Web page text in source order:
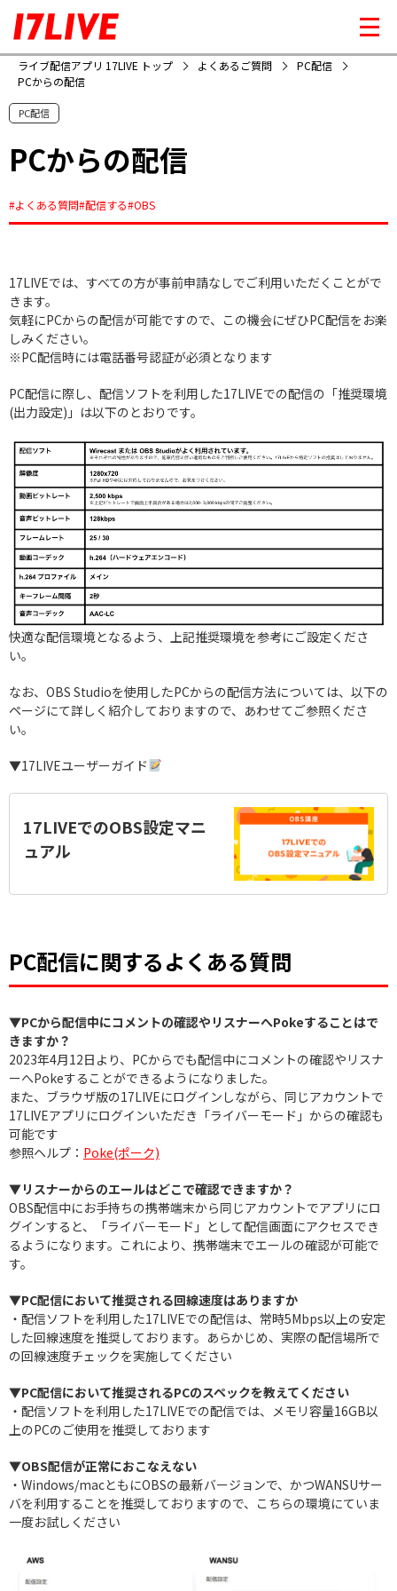
ライブ配信アプリ 17LIVE トップ よくあるご質問
PC配信
PCからの配信
PC配信
PCからの配信
#よくある質問#配信する#OBS
17LIVEでは、すべての方が事前申請なしでご利用いただくことがで
きます。
気軽にPCからの配信が可能ですので、この機会にぜひPC配信をお楽
しみください。
※PC配信時には電話番号認証が必須となります
PC配信に際し、配信ソフトを利用した17LIVEでの配信の「推奨環境
(出力設定)」は以下のとおりです。
快適な配信環境となるよう、上記推奨環境を参考にご設定くださ
い。
なお、OBS Studioを使用したPCからの配信方法については、以下の
ページにて詳しく紹介しておりますので、あわせてご参照くださ
い。
▼17LIVEユーザーガイド
17LIVEでのOBS設定マニ
ュアル
PC配信に関するよくある質問
▼PCから配信中にコメントの確認やリスナーへPokeすることはで
きますか？
2023年4月12日より、PCからでも配信中にコメントの確認やリスナ
ーへPokeすることができるようになりました。
また、ブラウザ版の17LIVEにログインしながら、同じアカウントで
17LIVEアプリにログインいただき「ライバーモード」からの確認も
可能です
参照ヘルプ： Poke(ポーク)
▼リスナーからのエールはどこで確認できますか？
OBS配信中にお手持ちの携帯端末から同じアカウントでアプリにロ
グインすると、「ライバーモード」として配信画面にアクセスでき
るようになります。これにより、携帯端末でエールの確認が可能で
す。
▼PC配信において推奨される回線速度はありますか
・配信ソフトを利用した17LIVEでの配信は、常時5Mbps以上の安定
した回線速度を推奨しております。あらかじめ、実際の配信場所で
の回線速度チェックを実施してください
▼PC配信において推奨されるPCのスペックを教えてください
・配信ソフトを利用した17LIVEでの配信では、メモリ容量16GB以
上のPCのご使用を推奨しております
▼OBS配信が正常におこなえない
・Windows/macともにOBSの最新バージョンで、かつWANSUサー
バを利用することを推奨しておりますので、こちらの環境にていま
一度お試しください